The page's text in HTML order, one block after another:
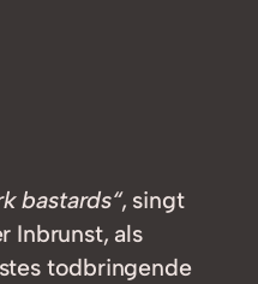
bastards“, singt
Inbrunst, als
todbringende